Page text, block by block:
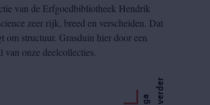
van de Erfgoedbibliotheek Hendrik
zeer rijk, breed en verscheiden. Dat
om structuur. Grasduin hier door een
van onze deelcollecties.
g
a
v
e
r
d
e r